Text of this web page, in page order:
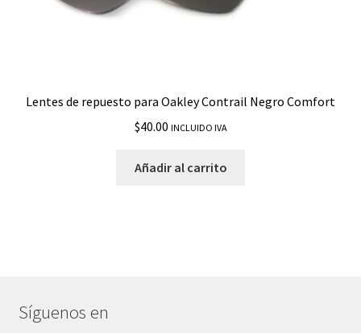
Lentes de repuesto para Oakley Contrail Negro Comfort
$40.00 INCLUIDO IVA
Añadir al carrito
Síguenos en